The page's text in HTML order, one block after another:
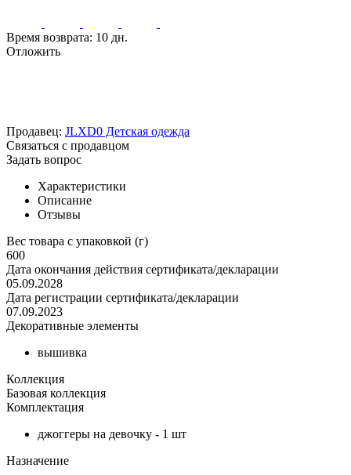
Время возврата: 10 дн.
Отложить
Продавец: JLXD0 Детская одежда
Связаться с продавцом
Задать вопрос
Характеристики
Описание
Отзывы
Вес товара с упаковкой (г)
600
Дата окончания действия сертификата/декларации
05.09.2028
Дата регистрации сертификата/декларации
07.09.2023
Декоративные элементы
вышивка
Коллекция
Базовая коллекция
Комплектация
джоггеры на девочку - 1 шт
Назначение